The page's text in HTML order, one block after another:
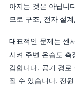
아지는 것은 아닙니
므로 구조, 전자 설
대표적인 문제는 센
시켜 주변 온습도 측
감합니다. 공기 경로
질 수 있습니다. 전